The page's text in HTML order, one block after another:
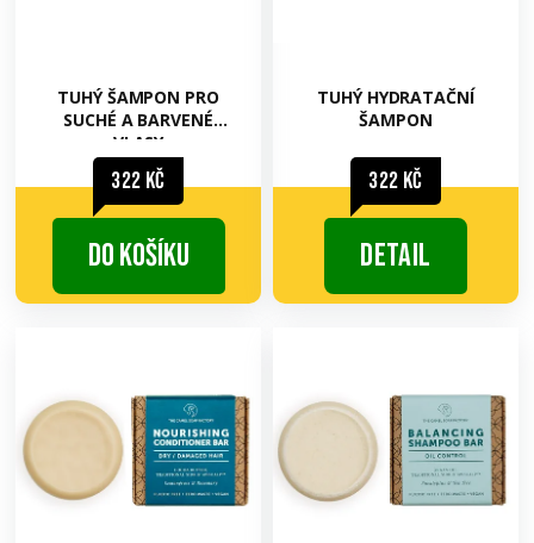
TUHÝ ŠAMPON PRO
SUCHÉ A BARVENÉ
VLASY
322 Kč
Do košíku
TUHÝ HYDRATAČNÍ
ŠAMPON
322 Kč
Detail